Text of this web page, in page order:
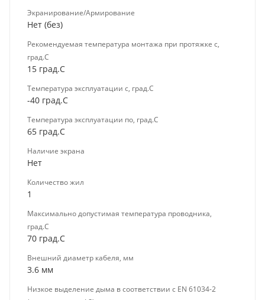
Экранирование/Армирование
Нет (без)
Рекомендуемая температура монтажа при протяжке с,
град.C
15 град.C
Температура эксплуатации с, град.C
-40 град.C
Температура эксплуатации по, град.C
65 град.C
Наличие экрана
Нет
Количество жил
1
Максимально допустимая температура проводника,
град.C
70 град.C
Внешний диаметр кабеля, мм
3.6 мм
Низкое выделение дыма в соответствии с EN 61034-2